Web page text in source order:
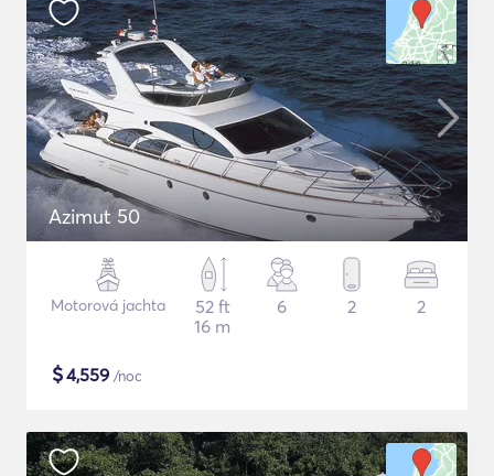
Azimut 50
Motorová jachta
52 ft
16 m
6 2 2
$4,559 /noc